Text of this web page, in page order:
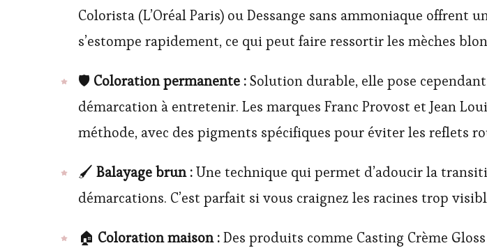
Colorista (L’Oréal Paris) ou Dessange sans ammoniaque
s’estompe rapidement, ce qui peut faire ressortir les mèches
🛡 Coloration permanente :Solution durable, elle pose
démarcation à entretenir. Les marques Franc Provost et Jean
méthode, avec des pigments spécifiques pour éviter les reflets
🖌 Balayage brun :Une technique qui permet d’adoucir la
démarcations. C’est parfait si vous craignez les racines trop
🏠 Coloration maison :Des produits comme Casting Crème